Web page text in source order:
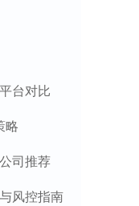
台对比
略
司推荐
风控指南